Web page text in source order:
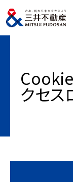
トップページ 個人
Cookie
クセス